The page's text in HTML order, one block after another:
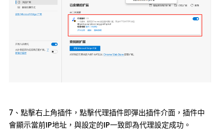
7、點擊右上角插件，點擊代理插件即彈出插件介面，插件中
會顯示當前IP地址，與設定的IP一致即為代理設定成功。